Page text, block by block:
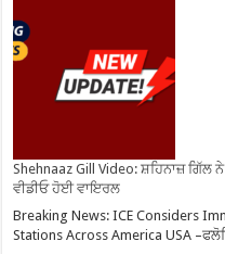
Shehnaaz Gill Video: ਸ਼ਹਿਨਾਜ਼
ਵੀਡੀਓ ਹੋਈ ਵਾਇਰਲ
Breaking News: ICE Considers
Stations Across America USA